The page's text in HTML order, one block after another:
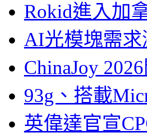
Rokid進入加
AI光模塊需求
ChinaJoy
93g、搭載
英偉達官宣